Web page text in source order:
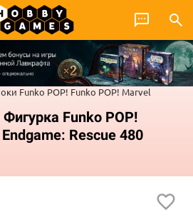
Funko POP! Funko POP! Marvel
Funko POP!
Rescue 480